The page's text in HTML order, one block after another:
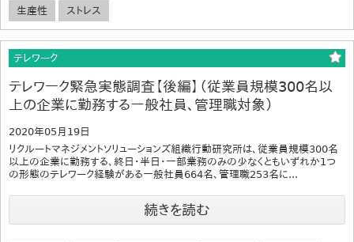
生産性 ストレス
テレワーク
テレワーク緊急実態調査【後編】（従業員規模300名以
上の企業に勤務する一般社員、管理職対象）
2020年05月19日
リクルートマネジメントソリューションズ組織行動研究所は、従業員規模300名
以上の企業に勤務する、終日・半日・一部業務のみの少なくともいずれか1つ
の形態のテレワーク経験がある一般社員664名、管理職253名に...
続きを読む